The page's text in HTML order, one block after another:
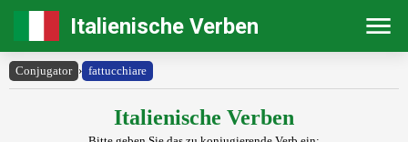
Italienische Verben
Conjugator › fattucchiare
Italienische Verben